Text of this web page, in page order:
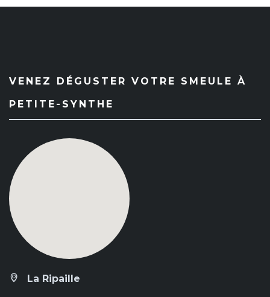
VENEZ DÉGUSTER VOTRE SMEULE À
PETITE-SYNTHE
La Ripaille